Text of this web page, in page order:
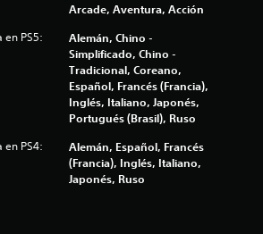
8
c
a
l
Arcade, Aventura, Acción
en PS5:
Alemán, Chino -
Simplificado, Chino -
Tradicional, Coreano,
Español, Francés (Francia),
Inglés, Italiano, Japonés,
Portugués (Brasil), Ruso
en PS4:
Alemán, Español, Francés
(Francia), Inglés, Italiano,
Japonés, Ruso